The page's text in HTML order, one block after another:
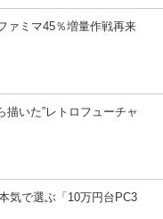
ァミマ45％増量作戦再来
いた”レトロフューチャ
気で選ぶ「10万円台PC3